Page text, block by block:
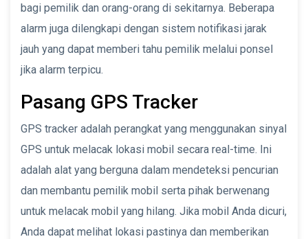
bagi pemilik dan orang-orang di sekitarnya. Beberapa
alarm juga dilengkapi dengan sistem notifikasi jarak
jauh yang dapat memberi tahu pemilik melalui ponsel
jika alarm terpicu.
Pasang GPS Tracker
GPS tracker adalah perangkat yang menggunakan sinyal
GPS untuk melacak lokasi mobil secara real-time. Ini
adalah alat yang berguna dalam mendeteksi pencurian
dan membantu pemilik mobil serta pihak berwenang
untuk melacak mobil yang hilang. Jika mobil Anda dicuri,
Anda dapat melihat lokasi pastinya dan memberikan